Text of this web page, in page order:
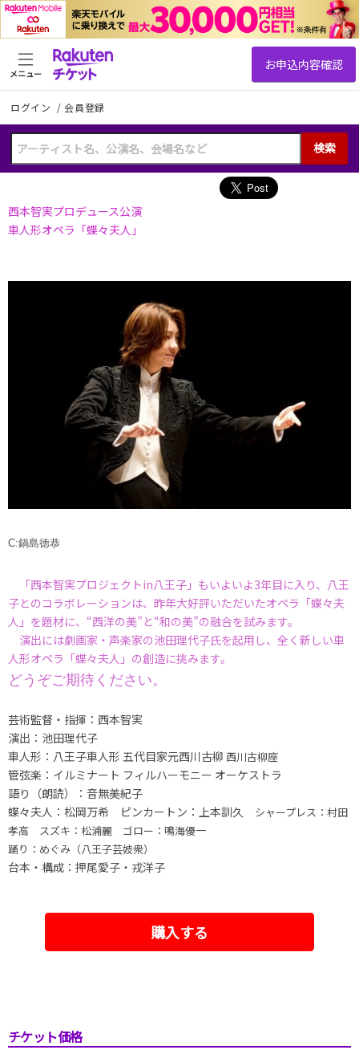
ログイン /会員登録
検索
メニュー
西本智実プロデュース公演
車人形オペラ「蝶々夫人」
C:鍋島徳恭
「西本智実プロジェクトin八王子」もいよいよ3年目に入り、八王
子とのコラボレーションは、昨年大好評いただいたオペラ「蝶々夫
人」を題材に、“西洋の美”と“和の美”の融合を試みます。
演出には劇画家・声楽家の池田理代子氏を起用し、全く新しい車
人形オペラ「蝶々夫人」の創造に挑みます。
どうぞご期待ください。
芸術監督・指揮：西本智実
演出：池田理代子
車人形：八王子車人形 五代目家元西川古柳 西川古柳座
管弦楽：イルミナート フィルハーモニー オーケストラ
語り（朗読）：音無美紀子
蝶々夫人：松岡万希 ピンカートン：上本訓久 シャープレス：村田
孝高 スズキ：松浦麗 ゴロー：鳴海優一
踊り：めぐみ（八王子芸妓衆）
台本・構成：押尾愛子・戎洋子
購入する
チケット価格